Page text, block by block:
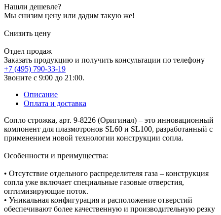
Нашли дешевле?
Мы снизим цену или дадим такую же!
Снизить цену
Отдел продаж
Заказать продукцию и получить консультации по телефону
+7 (495) 790-33-19
Звоните с 9:00 до 21:00.
Описание
Оплата и доставка
Сопло строжка, арт. 9-8226 (Оригинал) – это инновационный
компонент для плазмотронов SL60 и SL100, разработанный с
применением новой технологии конструкции сопла.
Особенности и преимущества:
• Отсутствие отдельного распределителя газа – конструкция
сопла уже включает специальные газовые отверстия,
оптимизирующие поток.
• Уникальная конфигурация и расположение отверстий
обеспечивают более качественную и производительную резку